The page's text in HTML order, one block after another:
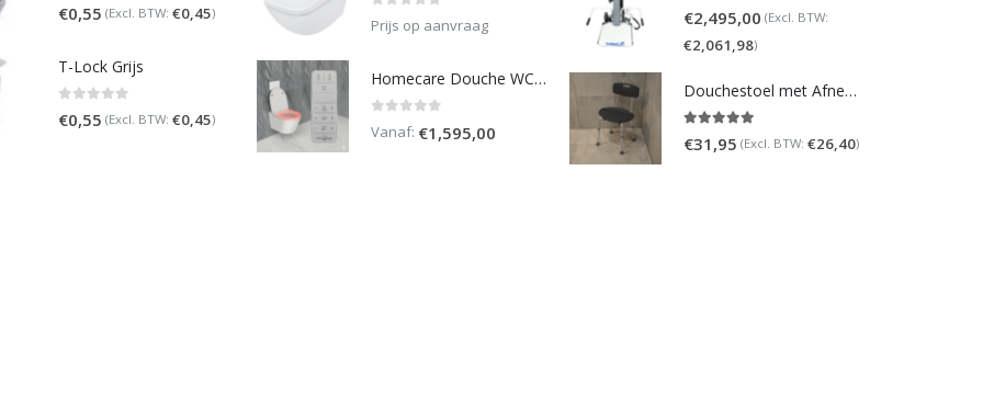
€0,55 (Excl. BTW: €0,45)
T-Lock Grijs
€0,55 (Excl. BTW: €0,45)
Prijs op aanvraag
Homecare Douche WC - Comfort plus 991 - Met brilverwarming
Vanaf: €1,595,00
€2,495,00 (Excl. BTW:
€2,061,98)
Douchestoel met Afneembare Rugleuning ? Verstelbaar Douchekrukje ? Grijs
€31,95 (Excl. BTW: €26,40)